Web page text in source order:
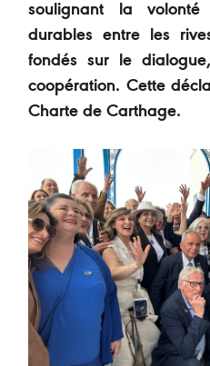
soulignant la
durables entre les
fondés sur le
coopération. Cette
Charte de Carthage.